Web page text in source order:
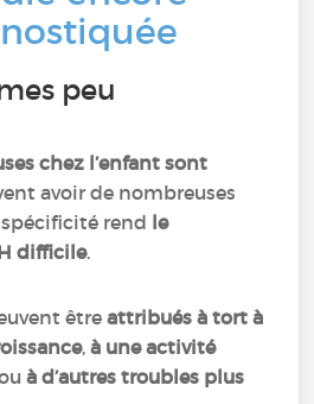
peu
chez l’enfant sont
avoir de nombreuses
rend le
difficile.
êtreattribués à tort à
,à une activité
à d’autres troubles plus